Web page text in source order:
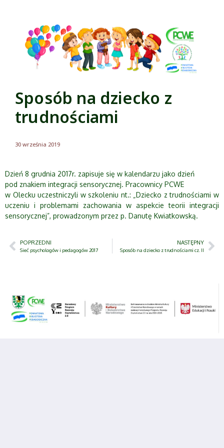
Sposób na dziecko z
trudnościami
30 września 2019
Dzień 8 grudnia 2017r. zapisuje się w kalendarzu jako dzień
pod znakiem integracji sensorycznej. Pracownicy PCWE
w Olecku uczestniczyli w szkoleniu nt.: „Dziecko z trudnościami w
uczeniu i problemami zachowania w aspekcie teorii integracji
sensorycznej”, prowadzonym przez p. Danutę Kwiatkowską.
POPRZEDNI
Sieć psychologów i pedagogów 2017
NASTĘPNY
Sposób na dziecko z trudnościami cz. II